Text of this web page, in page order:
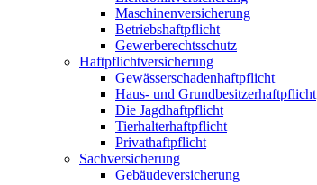
Maschinenversicherung
Betriebshaftpflicht
Gewerberechtsschutz
Haftpflichtversicherung
Gewässerschadenhaftpflicht
Haus- und Grundbesitzerhaftpflicht
Die Jagdhaftpflicht
Tierhalterhaftpflicht
Privathaftpflicht
Sachversicherung
Gebäudeversicherung